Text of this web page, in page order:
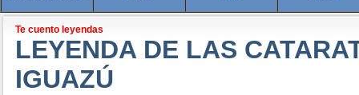
Te cuento leyendas
LEYENDA DE LAS
IGUAZÚ